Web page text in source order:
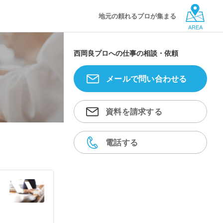
地元の頼れるプロが集まる
AREA
西岡良プロへの仕事の相談・依頼
メールで問い合わせる
資料を請求する
電話する